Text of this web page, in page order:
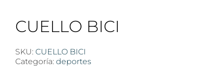
CUELLO BICI
SKU: CUELLO BICI
Categoría: deportes